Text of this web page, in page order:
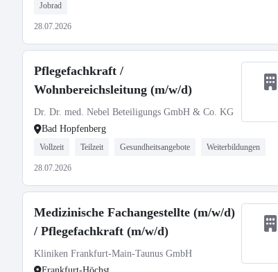
Jobrad
28.07.2026
Pflegefachkraft /
Wohnbereichsleitung (m/w/d)
Dr. Dr. med. Nebel Beteiligungs GmbH & Co. KG
Bad Hopfenberg
Vollzeit Teilzeit Gesundheitsangebote Weiterbildungen
28.07.2026
Medizinische Fachangestellte (m/w/d)
/ Pflegefachkraft (m/w/d)
Kliniken Frankfurt-Main-Taunus GmbH